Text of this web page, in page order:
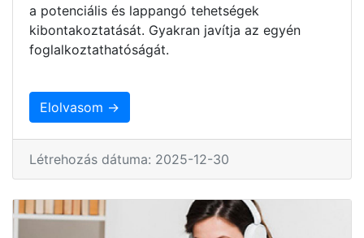
a potenciális és lappangó tehetségek
kibontakoztatását. Gyakran javítja az egyén
foglalkoztathatóságát.
Elolvasom →
Létrehozás dátuma: 2025-12-30